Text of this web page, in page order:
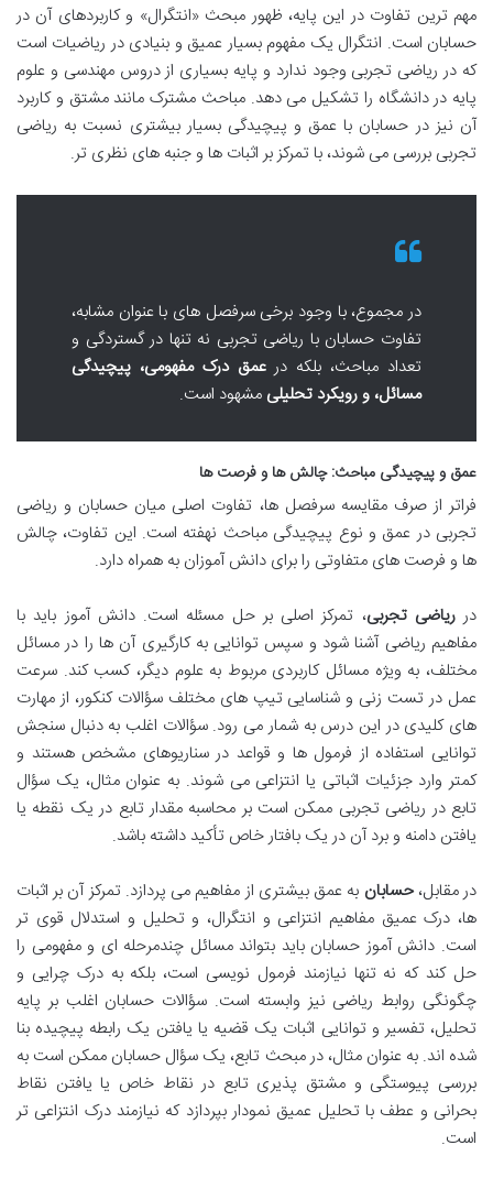
مهم ترین تفاوت در این پایه، ظهور مبحث «انتگرال» و کاربردهای آن در
حسابان است. انتگرال یک مفهوم بسیار عمیق و بنیادی در ریاضیات است
که در ریاضی تجربی وجود ندارد و پایه بسیاری از دروس مهندسی و علوم
پایه در دانشگاه را تشکیل می دهد. مباحث مشترک مانند مشتق و کاربرد
آن نیز در حسابان با عمق و پیچیدگی بسیار بیشتری نسبت به ریاضی
تجربی بررسی می شوند، با تمرکز بر اثبات ها و جنبه های نظری تر.
در مجموع، با وجود برخی سرفصل های با عنوان مشابه،
تفاوت حسابان با ریاضی تجربی نه تنها در گستردگی و
تعداد مباحث، بلکه درعمق درک مفهومی، پیچیدگی
مسائل، و رویکرد تحلیلی مشهود است.
عمق و پیچیدگی مباحث: چالش ها و فرصت ها
فراتر از صرف مقایسه سرفصل ها، تفاوت اصلی میان حسابان و ریاضی
تجربی در عمق و نوع پیچیدگی مباحث نهفته است. این تفاوت، چالش
ها و فرصت های متفاوتی را برای دانش آموزان به همراه دارد.
درریاضی تجربی، تمرکز اصلی بر حل مسئله است. دانش آموز باید با
مفاهیم ریاضی آشنا شود و سپس توانایی به کارگیری آن ها را در مسائل
مختلف، به ویژه مسائل کاربردی مربوط به علوم دیگر، کسب کند. سرعت
عمل در تست زنی و شناسایی تیپ های مختلف سؤالات کنکور، از مهارت
های کلیدی در این درس به شمار می رود. سؤالات اغلب به دنبال سنجش
توانایی استفاده از فرمول ها و قواعد در سناریوهای مشخص هستند و
کمتر وارد جزئیات اثباتی یا انتزاعی می شوند. به عنوان مثال، یک سؤال
تابع در ریاضی تجربی ممکن است بر محاسبه مقدار تابع در یک نقطه یا
یافتن دامنه و برد آن در یک بافتار خاص تأکید داشته باشد.
در مقابل،حسابان به عمق بیشتری از مفاهیم می پردازد. تمرکز آن بر اثبات
ها، درک عمیق مفاهیم انتزاعی و انتگرال، و تحلیل و استدلال قوی تر
است. دانش آموز حسابان باید بتواند مسائل چندمرحله ای و مفهومی را
حل کند که نه تنها نیازمند فرمول نویسی است، بلکه به درک چرایی و
چگونگی روابط ریاضی نیز وابسته است. سؤالات حسابان اغلب بر پایه
تحلیل، تفسیر و توانایی اثبات یک قضیه یا یافتن یک رابطه پیچیده بنا
شده اند. به عنوان مثال، در مبحث تابع، یک سؤال حسابان ممکن است به
بررسی پیوستگی و مشتق پذیری تابع در نقاط خاص یا یافتن نقاط
بحرانی و عطف با تحلیل عمیق نمودار بپردازد که نیازمند درک انتزاعی تر
است.